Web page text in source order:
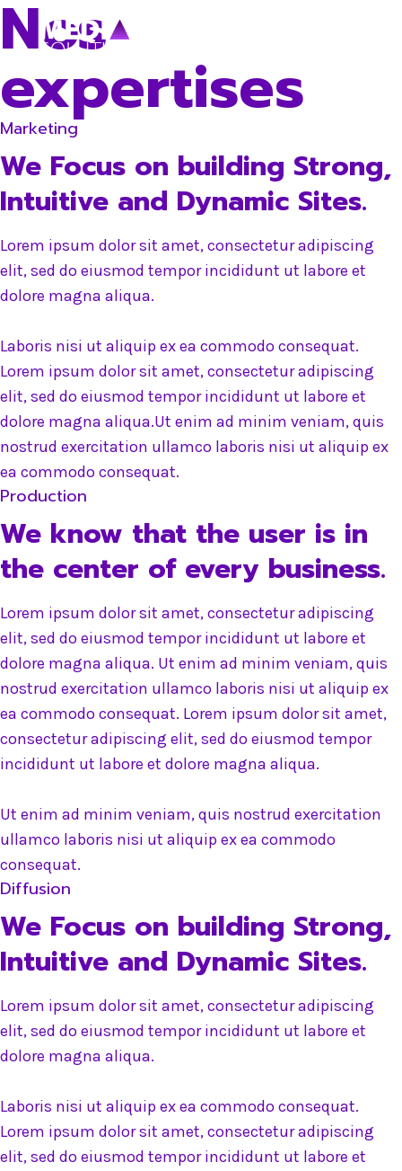
Skip
Nos
expertises
Marketing
We Focus on building Strong,
Intuitive and Dynamic Sites.
Lorem ipsum dolor sit amet, consectetur adipiscing
elit, sed do eiusmod tempor incididunt ut labore et
dolore magna aliqua.
Laboris nisi ut aliquip ex ea commodo consequat.
Lorem ipsum dolor sit amet, consectetur adipiscing
elit, sed do eiusmod tempor incididunt ut labore et
dolore magna aliqua.Ut enim ad minim veniam, quis
nostrud exercitation ullamco laboris nisi ut aliquip ex
ea commodo consequat.
Production
We know that the user is in
the center of every business. ​
Lorem ipsum dolor sit amet, consectetur adipiscing
elit, sed do eiusmod tempor incididunt ut labore et
dolore magna aliqua. Ut enim ad minim veniam, quis
nostrud exercitation ullamco laboris nisi ut aliquip ex
ea commodo consequat. Lorem ipsum dolor sit amet,
consectetur adipiscing elit, sed do eiusmod tempor
incididunt ut labore et dolore magna aliqua.
Ut enim ad minim veniam, quis nostrud exercitation
ullamco laboris nisi ut aliquip ex ea commodo
consequat.
Diffusion
We Focus on building Strong,
Intuitive and Dynamic Sites.
Lorem ipsum dolor sit amet, consectetur adipiscing
elit, sed do eiusmod tempor incididunt ut labore et
dolore magna aliqua.
Laboris nisi ut aliquip ex ea commodo consequat.
Lorem ipsum dolor sit amet, consectetur adipiscing
elit, sed do eiusmod tempor incididunt ut labore et